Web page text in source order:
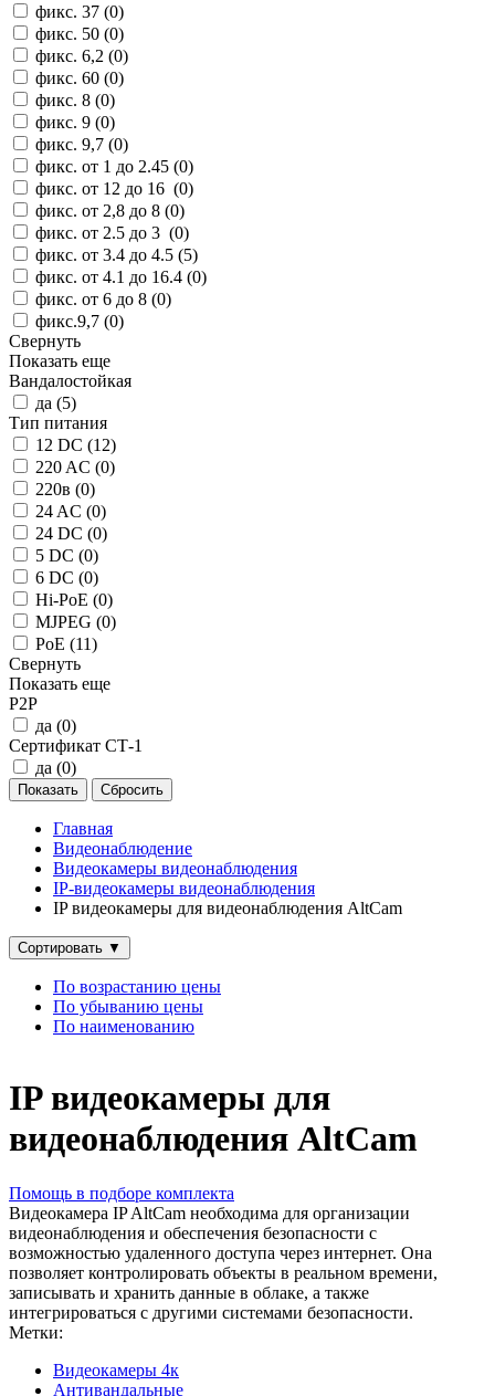
фикс. 37 (0)
фикс. 50 (0)
фикс. 6,2 (0)
фикс. 60 (0)
фикс. 8 (0)
фикс. 9 (0)
фикс. 9,7 (0)
фикс. от 1 до 2.45 (0)
фикс. от 12 до 16 (0)
фикс. от 2,8 до 8 (0)
фикс. от 2.5 до 3 (0)
фикс. от 3.4 до 4.5 (5)
фикс. от 4.1 до 16.4 (0)
фикс. от 6 до 8 (0)
фикс.9,7 (0)
Свернуть
Показать еще
Вандалостойкая
да (5)
Тип питания
12 DC (12)
220 AC (0)
220в (0)
24 AC (0)
24 DC (0)
5 DC (0)
6 DC (0)
Hi-PoE (0)
MJPEG (0)
PoE (11)
Свернуть
Показать еще
P2P
да (0)
Сертификат СТ-1
да (0)
Главная
Видеонаблюдение
Видеокамеры видеонаблюдения
IP‑видеокамеры видеонаблюдения
IP видеокамеры для видеонаблюдения AltCam
Сортировать ▼
По возрастанию цены
По убыванию цены
По наименованию
IP видеокамеры для
видеонаблюдения AltCam
Помощь в подборе комплекта
Видеокамера IP AltCam необходима для организации
видеонаблюдения и обеспечения безопасности с
возможностью удаленного доступа через интернет. Она
позволяет контролировать объекты в реальном времени,
записывать и хранить данные в облаке, а также
интегрироваться с другими системами безопасности.
Метки:
Видеокамеры 4к
Антивандальные